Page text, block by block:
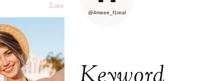
Love
@4meee_f1real